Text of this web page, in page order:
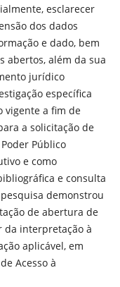
esclarecer
dos dados
e dado, bem
abertos, além da sua
jurídico
específica
vigente a fim de
a solicitação de
Público
e como
e consulta
demonstrou
de abertura de
da interpretação à
aplicável, em
Acesso à